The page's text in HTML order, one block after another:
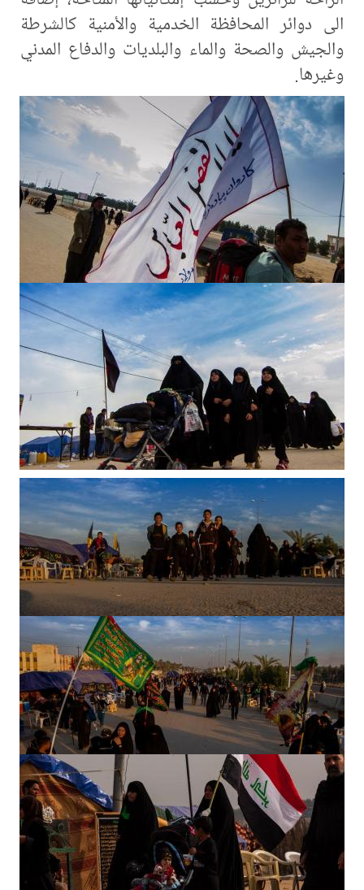
الى دوائر المحافظة الخدمية والأمنية كالشرطة
والجيش والصحة والماء والبلديات والدفاع المدني
وغيرها.